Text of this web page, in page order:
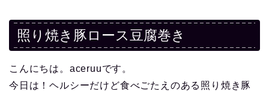
照り焼き豚ロース豆腐巻き
こんにちは。aceruuです。
今日は！ヘルシーだけど食べごたえのある照り焼き豚